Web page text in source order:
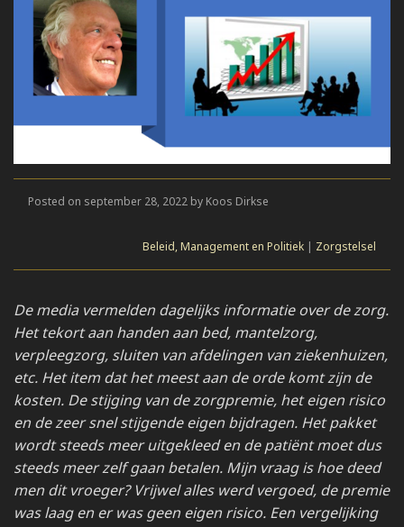
Posted on september 28, 2022 by Koos Dirkse
Beleid, Management en Politiek Zorgstelsel
De media vermelden dagelijks informatie over de zorg.
Het tekort aan handen aan bed, mantelzorg,
verpleegzorg, sluiten van afdelingen van ziekenhuizen,
etc. Het item dat het meest aan de orde komt zijn de
kosten. De stijging van de zorgpremie, het eigen risico
en de zeer snel stijgende eigen bijdragen. Het pakket
wordt steeds meer uitgekleed en de patiënt moet dus
steeds meer zelf gaan betalen. Mijn vraag is hoe deed
men dit vroeger? Vrijwel alles werd vergoed, de premie
was laag en er was geen eigen risico. Een vergelijking